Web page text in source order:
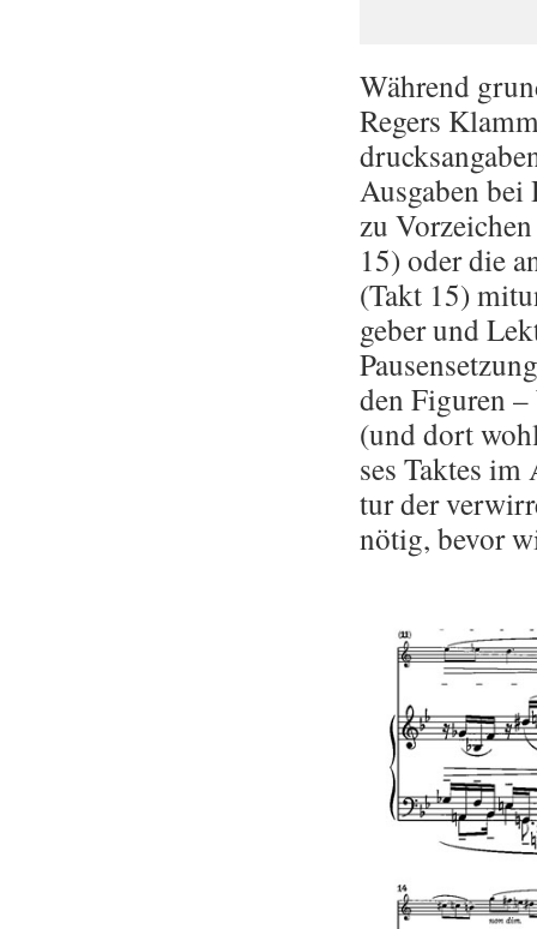
Wäh­rend
Re­gers
Aus­ga­ben
zu
15) oder die
(Takt 15)
ge­ber und
den Fi­gu­ren
(und dort
ses Tak­tes
tur der
nötig, bevor